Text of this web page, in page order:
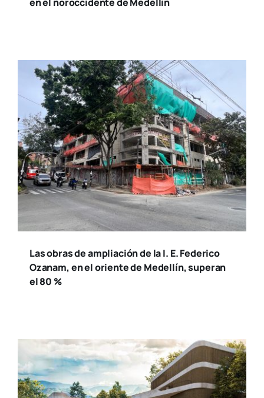
Las obras de ampliación de la I. E. Federico
Ozanam, en el oriente de Medellín, superan
el 80 %